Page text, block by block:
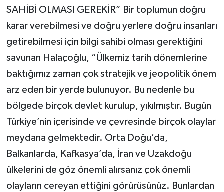
SAHİBİ OLMASI GEREKİR” Bir toplumun doğru
karar verebilmesi ve doğru yerlere doğru insanları
getirebilmesi için bilgi sahibi olması gerektiğini
savunan Halaçoğlu, “Ülkemiz tarih dönemlerine
baktığımız zaman çok stratejik ve jeopolitik önem
arz eden bir yerde bulunuyor. Bu nedenle bu
bölgede birçok devlet kurulup, yıkılmıştır. Bugün
Türkiye’nin içerisinde ve çevresinde birçok olaylar
meydana gelmektedir. Orta Doğu’da,
Balkanlarda, Kafkasya’da, İran ve Uzakdoğu
ülkelerini de göz önemli alırsanız çok önemli
olayların cereyan ettiğini görürüsünüz. Bunlardan